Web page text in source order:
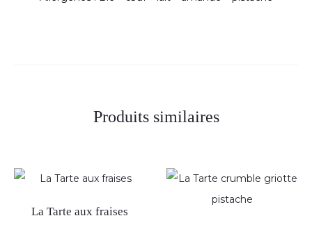
Produits similaires
La Tarte aux fraises